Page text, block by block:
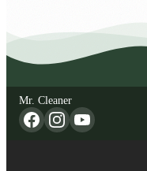
Mr. Cleaner